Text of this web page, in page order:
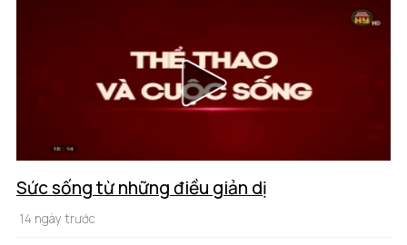
Sức sống từ những điều giản dị
14 ngày trước